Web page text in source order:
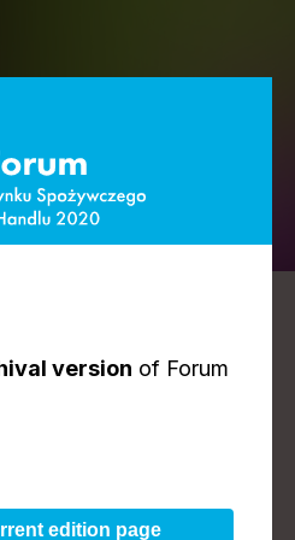
Talks
version of Forum
edition page